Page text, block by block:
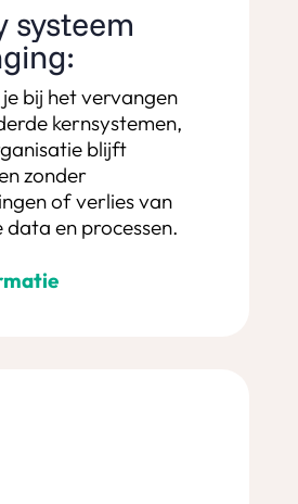
systeem
bij het vervangen
kernsystemen,
blijft
zonder
of verlies van
data en processen.